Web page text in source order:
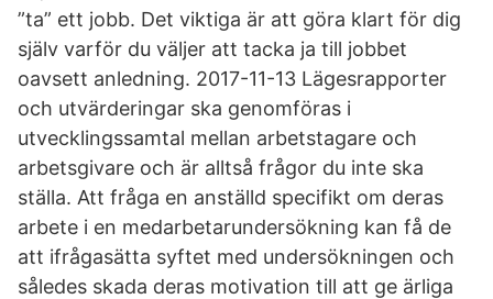
”ta” ett jobb. Det viktiga är att göra klart för dig
själv varför du väljer att tacka ja till jobbet
oavsett anledning. 2017-11-13 Lägesrapporter
och utvärderingar ska genomföras i
utvecklingssamtal mellan arbetstagare och
arbetsgivare och är alltså frågor du inte ska
ställa. Att fråga en anställd specifikt om deras
arbete i en medarbetarundersökning kan få de
att ifrågasätta syftet med undersökningen och
således skada deras motivation till att ge ärliga